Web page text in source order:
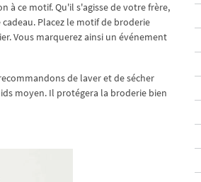
à ce motif. Qu'il s'agisse de votre frère,
Placez le motif de broderie
Vous marquerez ainsi un événement
de laver et de sécher
moyen. Il protégera la broderie bien